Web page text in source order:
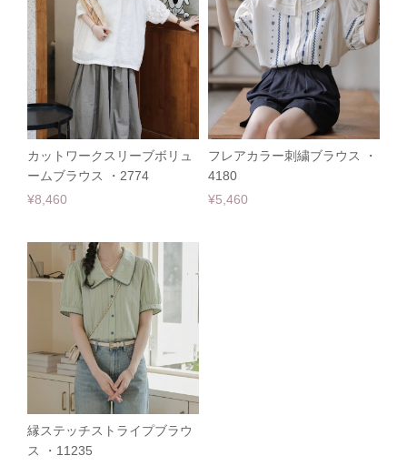
カットワークスリーブボリュ
ームブラウス ・2774
¥8,460
フレアカラー刺繍ブラウス ・
4180
¥5,460
縁ステッチストライプブラウ
ス ・11235